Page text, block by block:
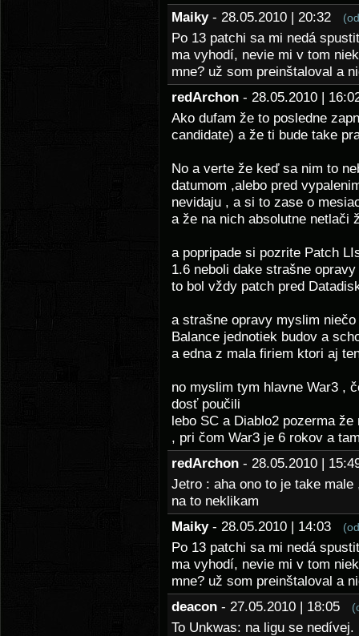
Maiky - 28.05.2010 | 20:32
Po 13 patchi sa mi nedá
ma vyhodí, nevie mi v tom
mne? už som preinštaloval a
redArchon - 28.05.2010 |
Ako dufam že to posledne
candidate) a že ti bude take
No a verte že keď sa nim to
datumom ,alebo pred
nevidaju , a si to zase o
a že na nich absolutne netlači
a popripade si pozrite Patch
1.6 neboli dake strašne
to bol vždy patch pred
a strašne opravy myslim
Balance jednotiek budov a
a edna z mala firiem ktori aj
no myslim tym hlavne War3 ,
dosť poučili
lebo SC a Diablo2 pozerma
, pri čom War3 je 6 rokov a
redArchon - 28.05.2010 |
Jetro : aha ono to je take
na to neklikam
Maiky - 28.05.2010 | 14:03
Po 13 patchi sa mi nedá
ma vyhodí, nevie mi v tom
mne? už som preinštaloval a
deacon - 27.05.2010 | 18:05
To Unkwas: na ligu se